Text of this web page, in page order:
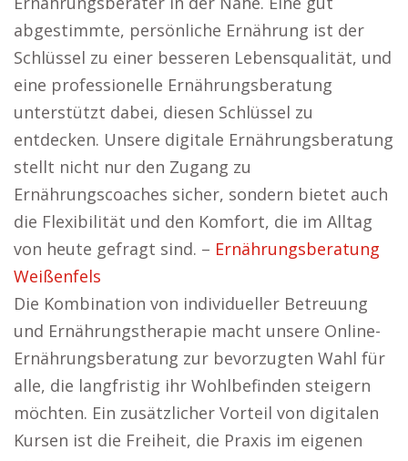
abgestimmte, persönliche Ernährung ist der
Schlüssel zu einer besseren Lebensqualität, und
eine professionelle Ernährungsberatung
unterstützt dabei, diesen Schlüssel zu
entdecken. Unsere digitale Ernährungsberatung
stellt nicht nur den Zugang zu
Ernährungscoaches sicher, sondern bietet auch
die Flexibilität und den Komfort, die im Alltag
von heute gefragt sind. – Ernährungsberatung
Weißenfels
Die Kombination von individueller Betreuung
und Ernährungstherapie macht unsere Online-
Ernährungsberatung zur bevorzugten Wahl für
alle, die langfristig ihr Wohlbefinden steigern
möchten. Ein zusätzlicher Vorteil von digitalen
Kursen ist die Freiheit, die Praxis im eigenen